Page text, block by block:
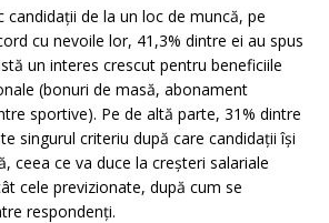
candidații de la un loc de muncă, pe
cu nevoile lor, 41,3% dintre ei au spus
un interes crescut pentru beneficiile
(bonuri de masă, abonament
sportive). Pe de altă parte, 31% dintre
singurul criteriu după care candidații își
ceea ce va duce la creșteri salariale
cele previzionate, după cum se
respondenți.